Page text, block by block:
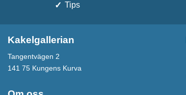
Tips
Kakelgallerian
Tangentvägen 2
141 75 Kungens Kurva